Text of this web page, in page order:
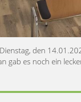
den
gab es noch ein